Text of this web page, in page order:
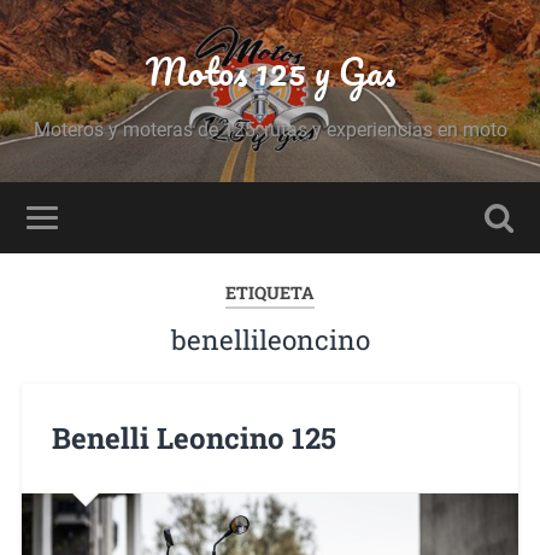
Motos 125 y Gas
Moteros y moteras de 125, rutas y experiencias en moto
ETIQUETA
benellileoncino
Benelli Leoncino 125